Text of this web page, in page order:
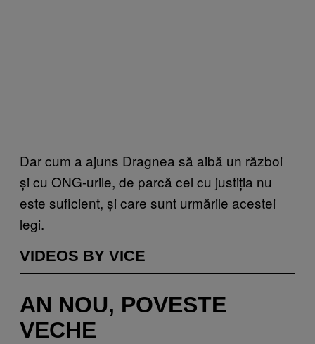
Dar cum a ajuns Dragnea să aibă un război
și cu ONG-urile, de parcă cel cu justiția nu
este suficient, și care sunt urmările acestei
legi.
VIDEOS BY VICE
AN NOU, POVESTE
VECHE